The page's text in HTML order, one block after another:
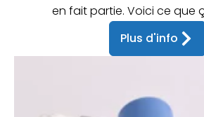
en fait partie. Voici ce que
Plus d'info